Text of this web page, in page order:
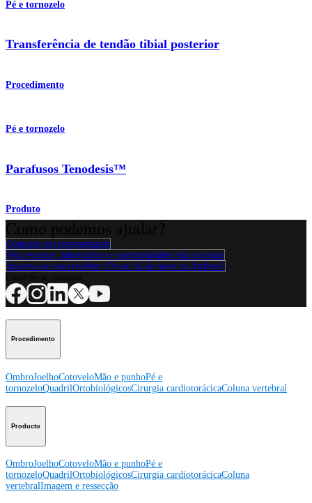
Pé e tornozelo
Transferência de tendão tibial posterior
Procedimento
Pé e tornozelo
Parafusos Tenodesis™
Produto
Contacte um representante
Veja eventos, laboratórios e oportunidades educacionais
Inscreva-se para receber: O que há de novo na Arthrex?
Procedimento
OmbroJoelhoCotoveloMão e punhoPé e
tornozeloQuadrilOrtobiológicosCirurgia cardiotorácicaColuna vertebral
Producto
OmbroJoelhoCotoveloMão e punhoPé e
tornozeloQuadrilOrtobiológicosCirurgia cardiotorácicaColuna
vertebralImagem e ressecção